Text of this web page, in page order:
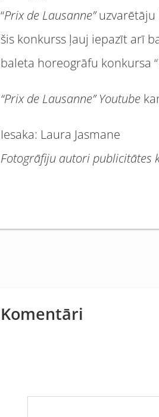
“Prix de Lausanne”uzvarētāju
šis konkurss ļauj iepazīt arī
baleta horeogrāfu konkursa “
“Prix de Lausanne” Youtube
Iesaka: Laura Jasmane
Fotogrāfiju autori publicitātes
Komentāri